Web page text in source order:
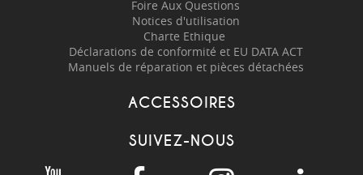
Foire Aux Questions
Notices d'utilisation
Charte Ethique
Déclarations de conformité et EU DATA ACT
Manuels de réparation et pièces détachées
ACCESSOIRES
SUIVEZ-NOUS